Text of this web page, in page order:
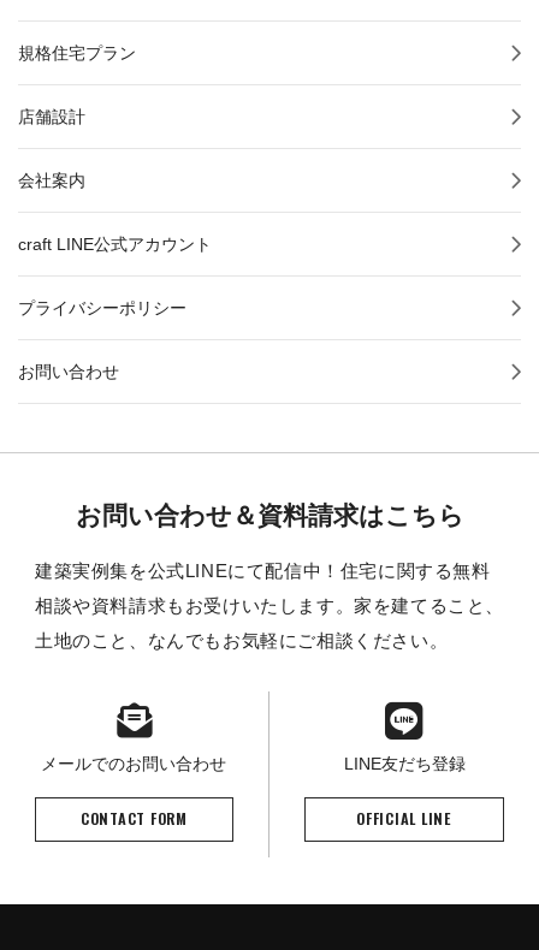
規格住宅プラン
店舗設計
会社案内
craft LINE公式アカウント
プライバシーポリシー
お問い合わせ
お問い合わせ＆資料請求はこちら
建築実例集を公式LINEにて配信中！住宅に関する無料
相談や資料請求もお受けいたします。家を建てること、
土地のこと、なんでもお気軽にご相談ください。
メールでのお問い合わせ
CONTACT FORM
LINE友だち登録
OFFICIAL LINE